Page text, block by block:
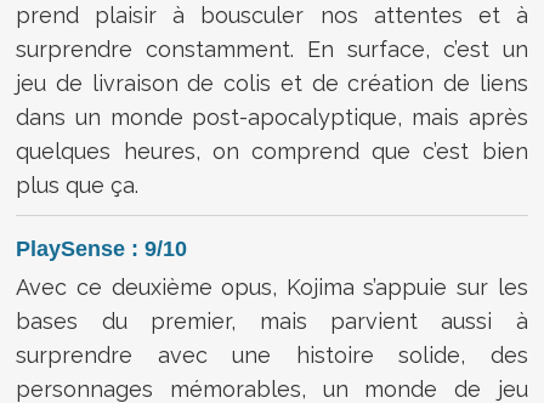
prend plaisir à bousculer nos attentes et à
surprendre constamment. En surface, c’est un
jeu de livraison de colis et de création de liens
dans un monde post-apocalyptique, mais après
quelques heures, on comprend que c’est bien
plus que ça.
PlaySense : 9/10
Avec ce deuxième opus, Kojima s’appuie sur les
bases du premier, mais parvient aussi à
surprendre avec une histoire solide, des
personnages mémorables, un monde de jeu